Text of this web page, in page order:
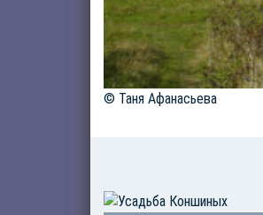
© Таня Афанасьева